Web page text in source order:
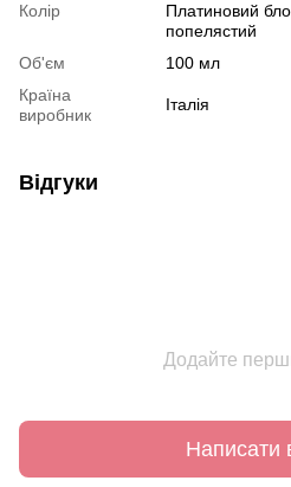
Колір
Платиновий
попелястий
Об'єм
100 мл
Країна
виробник
Італія
Відгуки
Додайте
Написати